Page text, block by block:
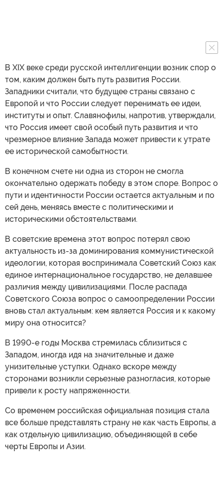
В XIX веке среди русской интеллигенции возник спор о
том, каким должен быть путь развития России.
Западники считали, что будущее страны связано с
Европой и что России следует перенимать ее идеи,
институты и опыт. Славянофилы, напротив, утверждали,
что Россия имеет свой особый путь развития и что
чрезмерное влияние Запада может привести к утрате
ее исторической самобытности.
В конечном счете ни одна из сторон не смогла
окончательно одержать победу в этом споре. Вопрос о
пути и идентичности России остается актуальным и по
сей день, меняясь вместе с политическими и
историческими обстоятельствами.
В советские времена этот вопрос потерял свою
актуальность из-за доминирования коммунистической
идеологии, которая воспринимала Советский Союз как
единое интернациональное государство, не делавшее
различия между цивилизациями. После распада
Советского Союза вопрос о самоопределении России
вновь стал актуальным: кем является Россия и к какому
миру она относится?
В 1990-е годы Москва стремилась сблизиться с
Западом, иногда идя на значительные и даже
унизительные уступки. Однако вскоре между
сторонами возникли серьезные разногласия, которые
привели к росту напряженности.
Со временем российская официальная позиция стала
все больше представлять страну не как часть Европы, а
как отдельную цивилизацию, объединяющей в себе
черты Европы и Азии.